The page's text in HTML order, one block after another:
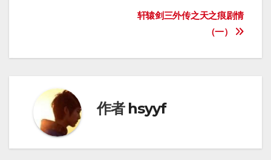
航
轩辕剑三外传之天之痕剧情
（一）
作者 hsyyf